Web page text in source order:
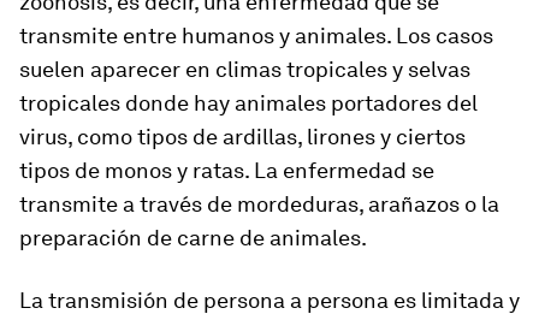
transmite entre humanos y animales. Los casos
suelen aparecer en climas tropicales y selvas
tropicales donde hay animales portadores del
virus, como tipos de ardillas, lirones y ciertos
tipos de monos y ratas. La enfermedad se
transmite a través de mordeduras, arañazos o la
preparación de carne de animales.
La transmisión de persona a persona es limitada y